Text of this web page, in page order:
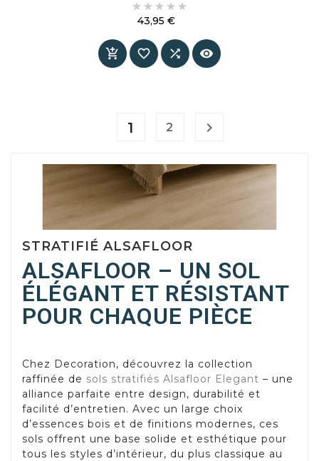
    
43,95 €
   
1 2 
STRATIFIÉ ALSAFLOOR
ALSAFLOOR – UN SOL
ÉLÉGANT ET RÉSISTANT
POUR CHAQUE PIÈCE
Chez Decoration, découvrez la collection
raffinée de sols stratifiés Alsafloor Elegant – une
alliance parfaite entre design, durabilité et
facilité d’entretien. Avec un large choix
d’essences bois et de finitions modernes, ces
sols offrent une base solide et esthétique pour
tous les styles d’intérieur, du plus classique au